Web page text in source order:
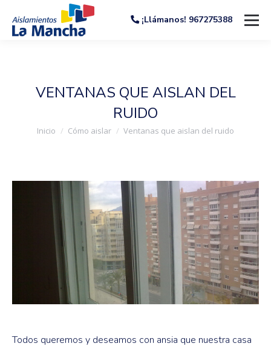
¡Llámanos! 967275388
VENTANAS QUE AISLAN DEL
RUIDO
Estás aquí:
Inicio Cómo aislar Ventanas que aislan del ruido
Todos queremos y deseamos con ansia que nuestra casa